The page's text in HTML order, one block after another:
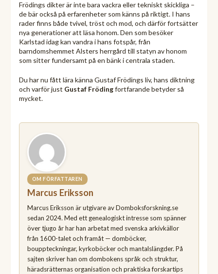
Frödings dikter är inte bara vackra eller tekniskt skickliga –
de bär också på erfarenheter som känns på riktigt. I hans
rader finns både tvivel, tröst och mod, och därför fortsätter
nya generationer att läsa honom. Den som besöker
Karlstad idag kan vandra i hans fotspår, från
barndomshemmet Alsters herrgård till statyn av honom
som sitter fundersamt på en bänk i centrala staden.
Du har nu fått lära känna Gustaf Frödings liv, hans diktning
och varför just Gustaf Frödingfortfarande betyder så
mycket.
OM FÖRFATTAREN
Marcus Eriksson
Marcus Eriksson är utgivare av Domboksforskning.se
sedan 2024. Med ett genealogiskt intresse som spänner
över tjugo år har han arbetat med svenska arkivkällor
från 1600-talet och framåt — domböcker,
bouppteckningar, kyrkoböcker och mantalslängder. På
sajten skriver han om dombokens språk och struktur,
häradsrätternas organisation och praktiska forskartips